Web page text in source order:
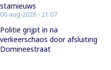
starnieuws
06-aug-2026 - 21:07
Politie grijpt in na
verkeerschaos door afsluiting
Domineestraat